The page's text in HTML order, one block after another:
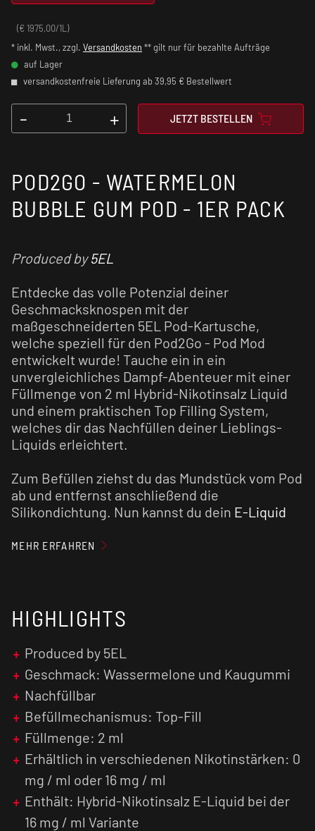
(€ 1975,00/1L)
* inkl. Mwst., zzgl. Versandkosten ** gilt nur für bezahlte Aufträge
auf Lager
versandkostenfreie Lieferung ab 39,95 € Bestellwert
- + JETZT BESTELLEN
POD2GO - WATERMELON
BUBBLE GUM POD - 1ER PACK
Produced by5EL
Entdecke das volle Potenzial deiner
Geschmacksknospen mit der
maßgeschneiderten 5EL Pod-Kartusche,
welche speziell für den Pod2Go - Pod Mod
entwickelt wurde! Tauche ein in ein
unvergleichliches Dampf-Abenteuer mit einer
Füllmenge von 2 ml Hybrid-Nikotinsalz Liquid
und einem praktischen Top Filling System,
welches dir das Nachfüllen deiner Lieblings-
Liquids erleichtert.
Zum Befüllen ziehst du das Mundstück vom Pod
ab und entfernst anschließend die
Silikondichtung. Nun kannst du dein E-Liquid
Kartusche weiterverwenden.
Dampfproduktion. Lass dich von der Qualität
und Einfachheit der 5EL Pod-Kartusche
verzaubern und genieße das perfekte
Dampfvergnügen!
Lass dich vom Watermelon Bubble Gum Pod
von 5EL in eine Welt voller süßer Verlockungen
entführen! Dieser köstliche Pod verbindet den
erfrischenden Geschmack einer saftigen
Wassermelone mit dem leckeren Aroma eines
zarten Kaugummis. Genieße den einzigartigen
Geschmack bei jedem Zug und erlebe eine
außergewöhnliche Dampferfahrung.
MEHR ERFAHREN
HIGHLIGHTS
Produced by 5EL
Geschmack: Wassermelone und Kaugummi
Nachfüllbar
Befüllmechanismus: Top-Fill
Füllmenge: 2 ml
Erhältlich in verschiedenen Nikotinstärken: 0
mg / ml oder 16 mg / ml
Enthält: Hybrid-Nikotinsalz E-Liquid bei der
16 mg / ml Variante